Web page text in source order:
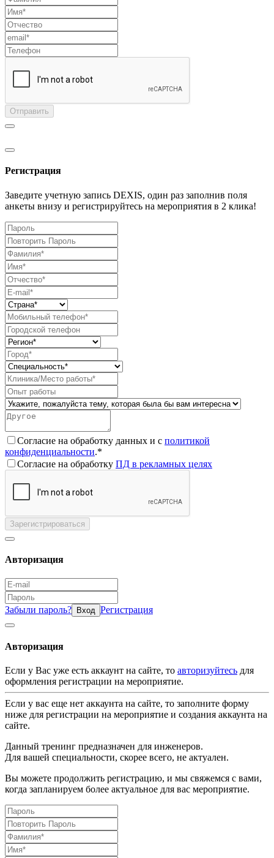
Отправить
Регистрация
Заведите учетную запись DEXIS, один раз заполнив поля
анкеты внизу и регистрируйтесь на мероприятия в 2 клика!
Согласие на обработку данных и с политикой
конфиденциальности.*
Согласие на обработку ПД в рекламных целях
Зарегистрироваться
Авторизация
Забыли пароль? Вход Регистрация
Авторизация
Если у Вас уже есть аккаунт на сайте, то авторизуйтесь для
оформления регистрации на мероприятие.
Если у вас еще нет аккаунта на сайте, то заполните форму
ниже для регистрации на мероприятие и создания аккаунта на
сайте.
Данный тренинг предназначен для инженеров.
Для вашей специальности, скорее всего, не актуален.
Вы можете продолжить регистрацию, и мы свяжемся с вами,
когда запланируем более актуальное для вас мероприятие.